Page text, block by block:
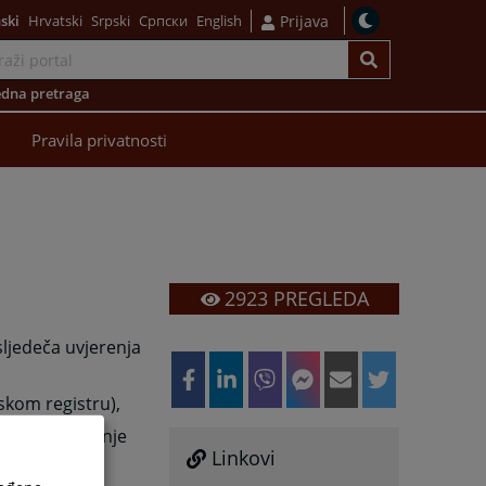
Hrvatski Srpski Српски English Prijava
pretraga
Pravila privatnosti
uvjerenja
registru),
do zadnje
2923PREGLEDA
Linkovi